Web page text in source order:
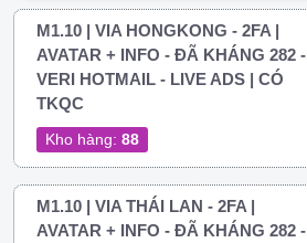
M1.10 | VIA HONGKONG - 2FA |
AVATAR + INFO - ĐÃ KHÁNG 282 -
VERI HOTMAIL - LIVE ADS | CÓ
TKQC
Kho hàng: 88
M1.10 | VIA THÁI LAN - 2FA |
AVATAR + INFO - ĐÃ KHÁNG 282 -